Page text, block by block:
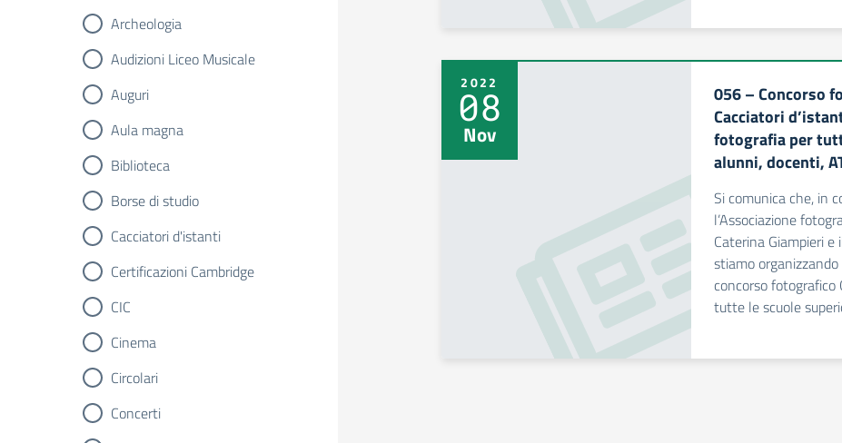
Archeologia
Audizioni Liceo Musicale
Auguri
Aula magna
Biblioteca
Borse di studio
Cacciatori d'istanti
Certificazioni Cambridge
CIC
Cinema
Circolari
Concerti
2022
08
Nov
056 – Concorso
Cacciatori
fotografia per
alunni, docenti,
Si comunica che, in
l’Associazione
Caterina Giampieri
stiamo
concorso fotografico
tutte le scuole